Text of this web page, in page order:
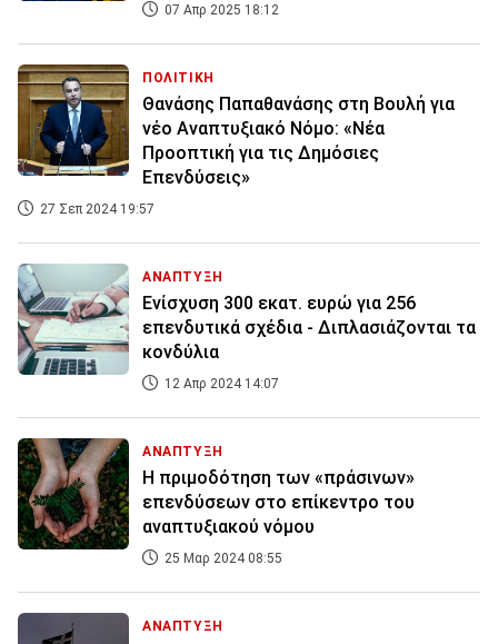
07 Απρ 2025 18:12
ΠΟΛΙΤΙΚΗ
Θανάσης Παπαθανάσης στη Βουλή για
νέο Αναπτυξιακό Νόμο: «Νέα
Προοπτική για τις Δημόσιες
Επενδύσεις»
27 Σεπ 2024 19:57
ΑΝΑΠΤΥΞΗ
Ενίσχυση 300 εκατ. ευρώ για 256
επενδυτικά σχέδια - Διπλασιάζονται τα
κονδύλια
12 Απρ 2024 14:07
ΑΝΑΠΤΥΞΗ
Η πριμοδότηση των «πράσινων»
επενδύσεων στο επίκεντρο του
αναπτυξιακού νόμου
25 Μαρ 2024 08:55
ΑΝΑΠΤΥΞΗ